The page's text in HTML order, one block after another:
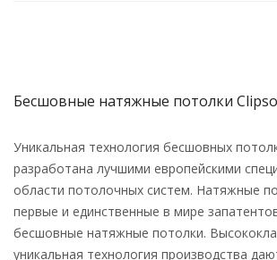
Бесшовные натяжные потолки Clipso
Уникальная технология бесшовных
разработана лучшими европейскими
области потолочных систем. Натяжные
первые и единственные в мире
бесшовные натяжные потолки.
уникальная технология производства